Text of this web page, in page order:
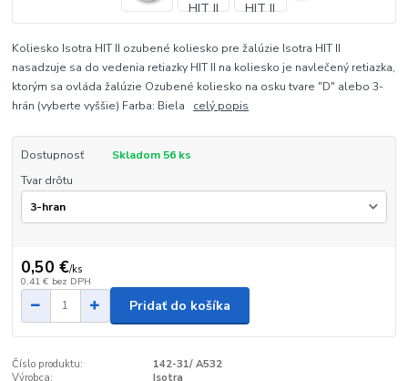
Koliesko Isotra HIT II ozubené koliesko pre žalúzie Isotra HIT II
nasadzuje sa do vedenia retiazky HIT II na koliesko je navlečený retiazka,
ktorým sa ovláda žalúzie Ozubené koliesko na osku tvare "D" alebo 3-
hrán (vyberte vyššie) Farba: Biela celý popis
Dostupnosť
Skladom 56 ks
Tvar drôtu
0,50 €/ks
0,41 € bez DPH
Pridať do košíka
Číslo produktu:
142-31/ A532
Výrobca:
Isotra